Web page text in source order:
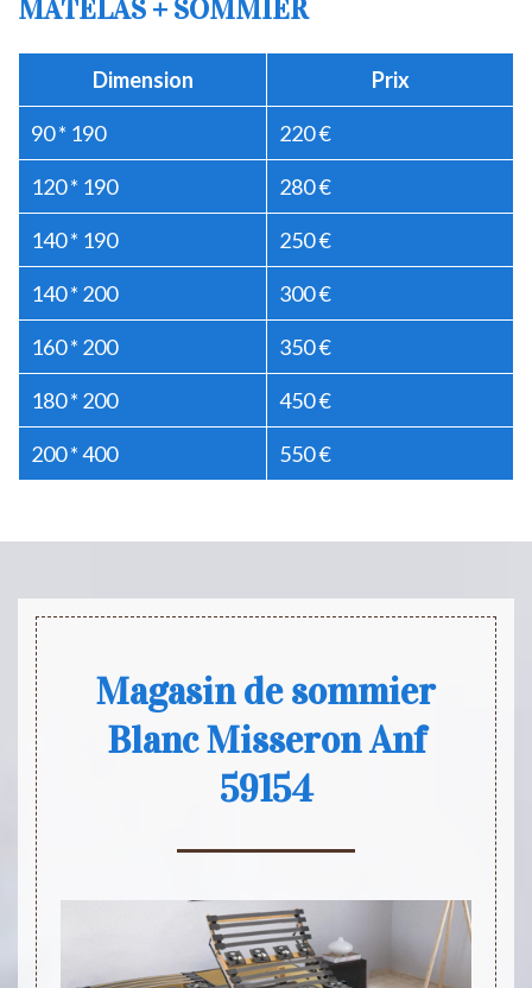
MATELAS + SOMMIER
Dimension Prix
90 * 190 220 €
120 * 190 280 €
140 * 190 250 €
140 * 200 300 €
160 * 200 350 €
180 * 200 450 €
200 * 400 550 €
Magasin de sommier
Blanc Misseron Anf
59154